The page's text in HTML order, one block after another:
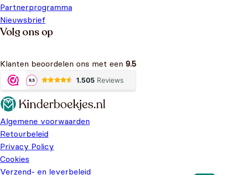
Partnerprogramma
Nieuwsbrief
Volg ons op
Klanten beoordelen ons met een 9.5
Algemene voorwaarden
Retourbeleid
Privacy Policy
Cookies
Verzend- en leverbeleid